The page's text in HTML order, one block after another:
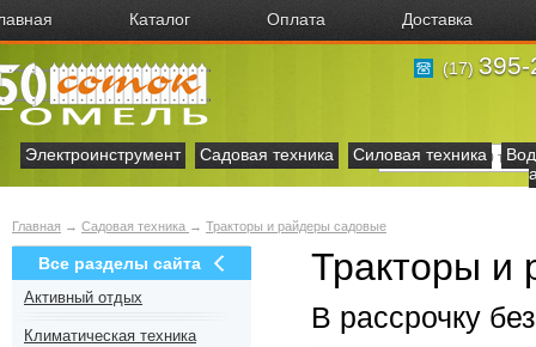
Каталог Оплата Доставка
(17) 395-
Электроинструмент Садовая техника Силовая техника
Главная → Садовая техника → Тракторы и райдеры садовые
Все разделы сайта
Активный отдых
Климатическая техника
Тракторы и
В рассрочку